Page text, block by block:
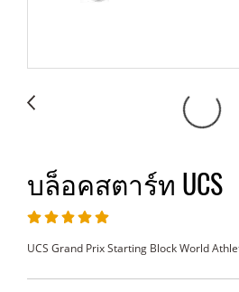
บล็อคสตาร์ท UCS
UCS Grand Prix Starting Block World